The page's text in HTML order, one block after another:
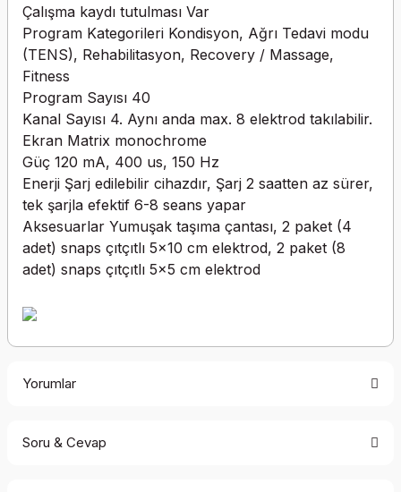
Çalışma kaydı tutulması Var
Program Kategorileri Kondisyon, Ağrı Tedavi modu
(TENS), Rehabilitasyon, Recovery / Massage,
Fitness
Program Sayısı 40
Kanal Sayısı 4. Aynı anda max. 8 elektrod takılabilir.
Ekran Matrix monochrome
Güç 120 mA, 400 us, 150 Hz
Enerji Şarj edilebilir cihazdır, Şarj 2 saatten az sürer,
tek şarjla efektif 6-8 seans yapar
Aksesuarlar Yumuşak taşıma çantası, 2 paket (4
adet) snaps çıtçıtlı 5x10 cm elektrod, 2 paket (8
adet) snaps çıtçıtlı 5x5 cm elektrod
Yorumlar
Soru & Cevap